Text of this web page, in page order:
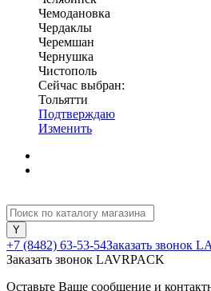
Чемодановка
Чердаклы
Черемшан
Чернушка
Чистополь
Сейчас выбран:
Тольятти
Подтверждаю
Изменить
+7 (8482) 63-53-54Заказать звонок
Заказать звонок LAVRPACK
Оставьте Ваше сообщение и